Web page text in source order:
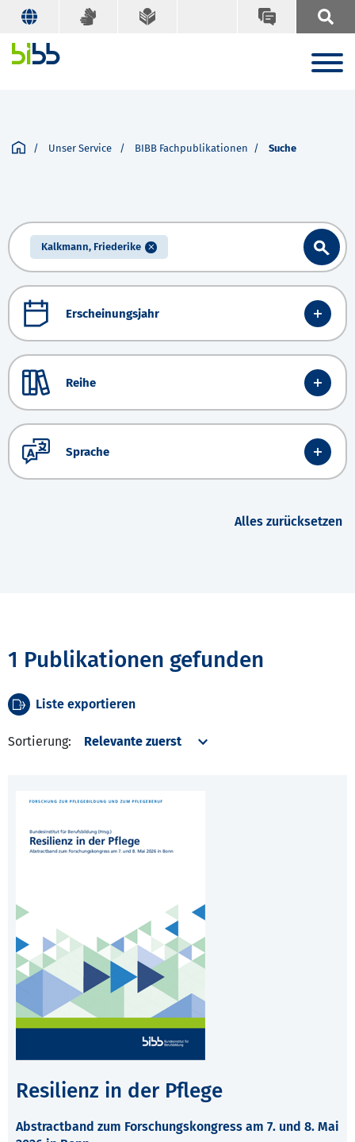
Unser Service BIBB Fachpublikationen Suche
Kalkmann, Friederike
Erscheinungsjahr
Reihe
Sprache
Alles zurücksetzen
1 Publikationen gefunden
Liste exportieren
Sortierung:
Resilienz in der Pflege
Abstractband zum Forschungskongress am 7. und 8. Mai